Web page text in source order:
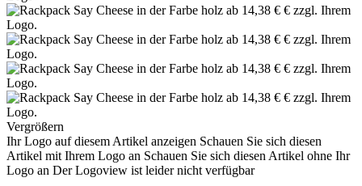
Vergrößern
Ihr Logo auf diesem Artikel anzeigen Schauen Sie sich diesen
Artikel mit Ihrem Logo an Schauen Sie sich diesen Artikel ohne Ihr
Logo an Der Logoview ist leider nicht verfügbar